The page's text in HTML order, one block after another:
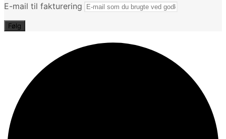
E-mail til fakturering
Følg